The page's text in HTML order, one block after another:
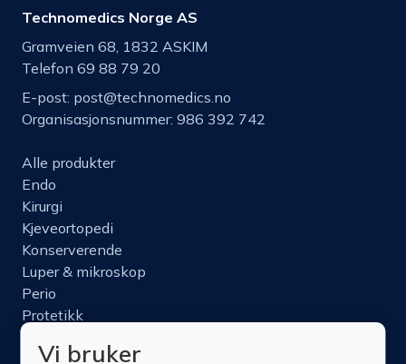
Technomedics Norge AS
Gramveien 68, 1832 ASKIM
Telefon 69 88 79 20
E-post: post@technomedics.no
Organisasjonsnummer: 986 392 742
Alle produkter
Endo
Kirurgi
Kjeveortopedi
Konserverende
Luper & mikroskop
Perio
Protetikk
Vi bruker